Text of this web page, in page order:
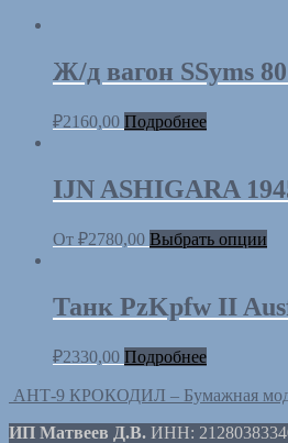
Ж/д вагон SSyms
₽2160,00 Подробнее
IJN ASHIGARA
От ₽2780,00 Выбрать опции
Танк PzKpfw II
₽2330,00 Подробнее
АНТ-9 КРОКОДИЛ – Бумажная
ИП Матвеев Д.В. ИНН: